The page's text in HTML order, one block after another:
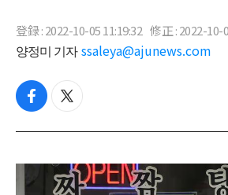
登録 : 2022-10-05 11:19:32 修正 : 2022-10-
양정미 기자 ssaleya@ajunews.com
f
c
b
o
t
i
t
e